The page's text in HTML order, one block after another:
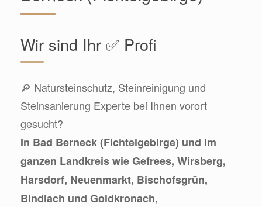
Wir sind Ihr ✅ Profi
🔎 Natursteinschutz, Steinreinigung und
Steinsanierung Experte bei Ihnen vorort
gesucht?
In Bad Berneck (Fichtelgebirge) und im
ganzen Landkreis wie Gefrees, Wirsberg,
Harsdorf, Neuenmarkt, Bischofsgrün,
Bindlach und Goldkronach,